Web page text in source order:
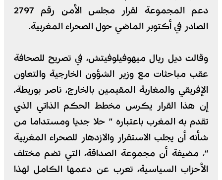
دعم المجموعة لقرار مجلس الأمن رقم 2797
الصادر في أكتوبر الماضي حول الصحراء المغربية.
وقالت ديل ريال ميهوفيلوفيتش، في تصريح للصحافة
عقب مباحثات مع وزير الشؤون الخارجية والتعاون
الإفريقي والمغاربة المقيمين بالخارج، ناصر بوريطة،
إن هذا القرار يكرس مخطط الحكم الذاتي الذي
تقدم به المغرب باعتباره ” حلا جديا ومستداما من
شأنه أن يجلب الاستقرار والازدهار للصحراء المغربية
“، مضيفة أن مجموعة الصداقة، التي تضم مختلف
الأحزاب السياسية، تعرب عن دعمها الكامل لهذا